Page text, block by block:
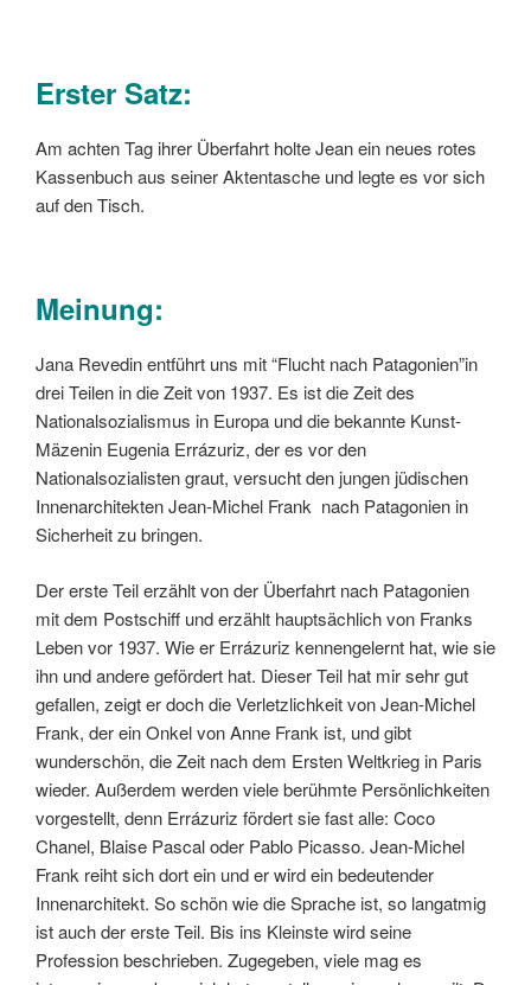
Erster Satz:
Am achten Tag ihrer Überfahrt holte Jean ein neues rotes
Kassenbuch aus seiner Aktentasche und legte es vor sich
auf den Tisch.
Meinung:
Jana Revedin entführt uns mit “Flucht nach Patagonien”in
drei Teilen in die Zeit von 1937. Es ist die Zeit des
Nationalsozialismus in Europa und die bekannte Kunst-
Mäzenin Eugenia Errázuriz, der es vor den
Nationalsozialisten graut, versucht den jungen jüdischen
Innenarchitekten Jean-Michel Frank nach Patagonien in
Sicherheit zu bringen.
Der erste Teil erzählt von der Überfahrt nach Patagonien
mit dem Postschiff und erzählt hauptsächlich von Franks
Leben vor 1937. Wie er Errázuriz kennengelernt hat, wie sie
ihn und andere gefördert hat. Dieser Teil hat mir sehr gut
gefallen, zeigt er doch die Verletzlichkeit von Jean-Michel
Frank, der ein Onkel von Anne Frank ist, und gibt
wunderschön, die Zeit nach dem Ersten Weltkrieg in Paris
wieder. Außerdem werden viele berühmte Persönlichkeiten
vorgestellt, denn Errázuriz fördert sie fast alle: Coco
Chanel, Blaise Pascal oder Pablo Picasso. Jean-Michel
Frank reiht sich dort ein und er wird ein bedeutender
Innenarchitekt. So schön wie die Sprache ist, so langatmig
ist auch der erste Teil. Bis ins Kleinste wird seine
Profession beschrieben. Zugegeben, viele mag es